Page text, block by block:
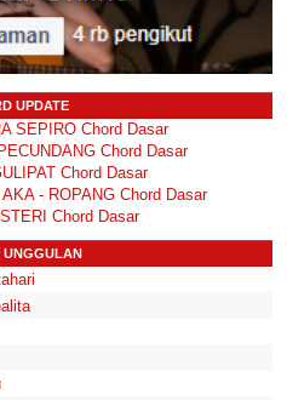
UPDATE
SEPIRO Chord Dasar
Chord Dasar
Chord Dasar
- ROPANG Chord Dasar
Chord Dasar
UNGGULAN